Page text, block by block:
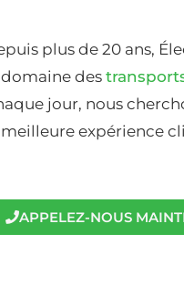
plus de 20 ans,
des
jour, nous
expérience
APPELEZ-NOUS